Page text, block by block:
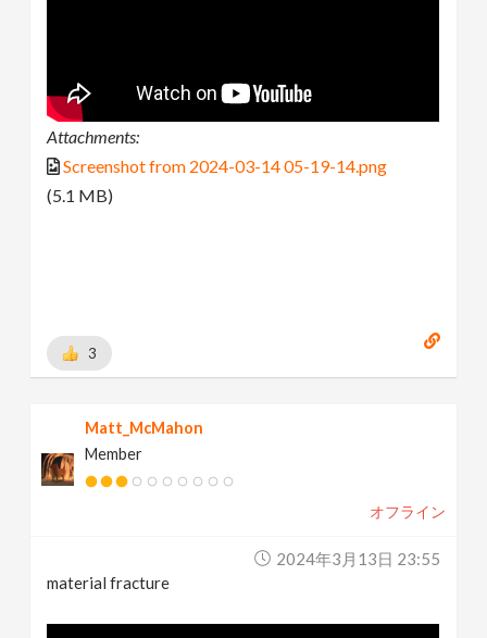
Attachments:
Screenshot from 2024-03-14 05-19-14.png
(5.1 MB)
3
Matt_McMahon
Member
オフライン
2024年3月13日 23:55
material fracture